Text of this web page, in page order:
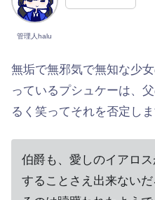
管理人halu
無垢で無邪気で無知な少
っているプシュケーは、
るく笑ってそれを否定しま
伯爵も、愛しのイアロ
することさえ出来ない